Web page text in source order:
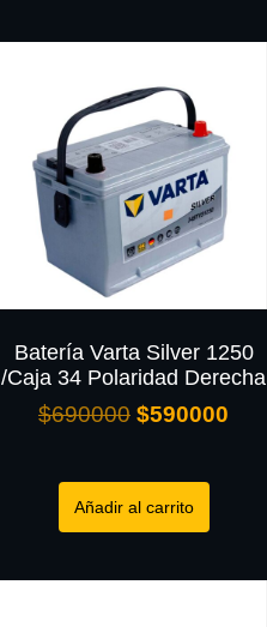
Batería Varta Silver 1250
/Caja 34 Polaridad Derecha
$690000 $590000
Añadir al carrito